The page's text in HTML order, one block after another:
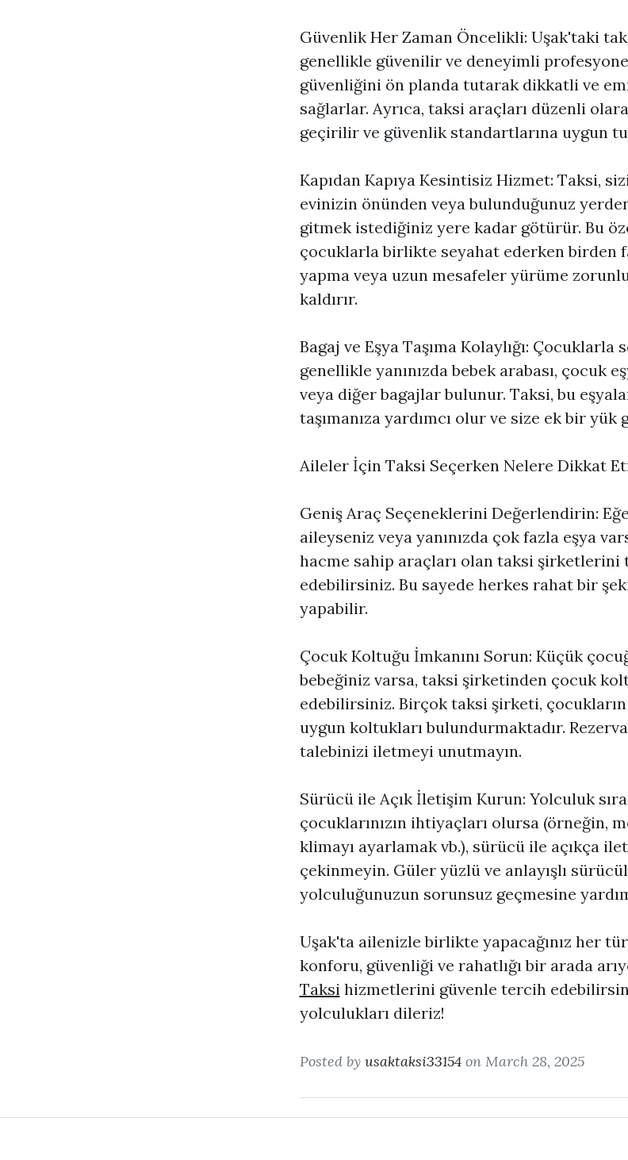
Güvenlik Her Zaman Öncelikli: Uşak'taki
genellikle güvenilir ve deneyimli
güvenliğini ön planda tutarak dikkatli ve
sağlarlar. Ayrıca, taksi araçları düzenli
geçirilir ve güvenlik standartlarına uygun
Kapıdan Kapıya Kesintisiz Hizmet: Taksi,
evinizin önünden veya bulunduğunuz
gitmek istediğiniz yere kadar götürür. Bu
çocuklarla birlikte seyahat ederken birden
yapma veya uzun mesafeler yürüme
kaldırır.
Bagaj ve Eşya Taşıma Kolaylığı: Çocuklarla
genellikle yanınızda bebek arabası, çocuk
veya diğer bagajlar bulunur. Taksi, bu
taşımanıza yardımcı olur ve size ek bir yük
Aileler İçin Taksi Seçerken Nelere Dikkat
Geniş Araç Seçeneklerini Değerlendirin:
aileyseniz veya yanınızda çok fazla eşya
hacme sahip araçları olan taksi şirketlerini
edebilirsiniz. Bu sayede herkes rahat bir
yapabilir.
Çocuk Koltuğu İmkanını Sorun: Küçük
bebeğiniz varsa, taksi şirketinden çocuk
edebilirsiniz. Birçok taksi şirketi,
uygun koltukları bulundurmaktadır.
talebinizi iletmeyi unutmayın.
Sürücü ile Açık İletişim Kurun: Yolculuk
çocuklarınızın ihtiyaçları olursa (örneğin,
klimayı ayarlamak vb.), sürücü ile açıkça
çekinmeyin. Güler yüzlü ve anlayışlı
yolculuğunuzun sorunsuz geçmesine
Uşak'ta ailenizle birlikte yapacağınız her
konforu, güvenliği ve rahatlığı bir arada
Taksihizmetlerini güvenle tercih
yolculukları dileriz!
Posted by usaktaksi33154on March 28, 2025